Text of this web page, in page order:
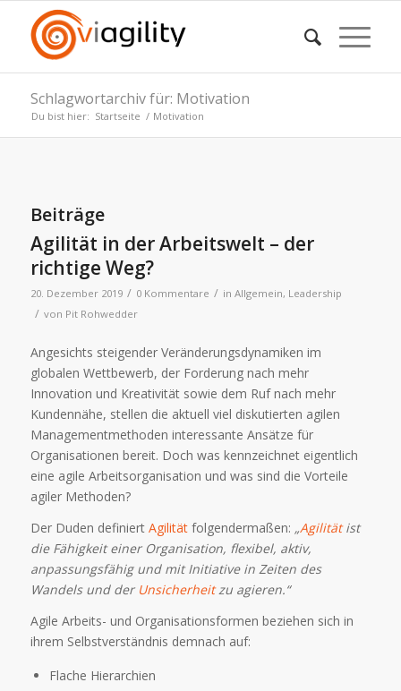
Schlagwortarchiv für: Motivation
Du bist hier: Startseite / Motivation
Beiträge
Agilität in der Arbeitswelt – der
richtige Weg?
20. Dezember 2019 / 0 Kommentare / in Allgemein, Leadership
/ von Pit Rohwedder
Angesichts steigender Veränderungsdynamiken im
globalen Wettbewerb, der Forderung nach mehr
Innovation und Kreativität sowie dem Ruf nach mehr
Kundennähe, stellen die aktuell viel diskutierten agilen
Managementmethoden interessante Ansätze für
Organisationen bereit. Doch was kennzeichnet eigentlich
eine agile Arbeitsorganisation und was sind die Vorteile
agiler Methoden?
Der Duden definiert Agilitätfolgendermaßen: „Agilitätist
die Fähigkeit einer Organisation, flexibel, aktiv,
anpassungsfähig und mit Initiative in Zeiten des
Wandels und der Unsicherheitzu agieren.“
Agile Arbeits- und Organisationsformen beziehen sich in
ihrem Selbstverständnis demnach auf:
Flache Hierarchien